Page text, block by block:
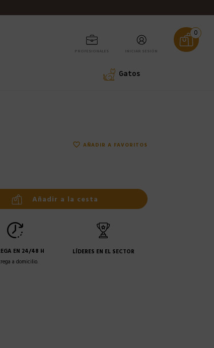
PROFESIONALES INICIAR SESIÓN
0
Gatos
favorite_border AÑADIR A FAVORITOS
Añadir a la cesta
EN 24/48 H
a domicilio.
LÍDERES EN EL SECTOR